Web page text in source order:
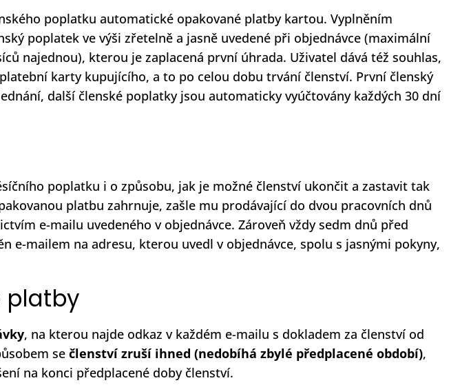
poplatku automatické opakované platby kartou. Vyplněním
poplatek ve výši zřetelně a jasně uvedené při objednávce (maximální
najednou), kterou je zaplacená první úhrada. Uživatel dává též souhlas,
karty kupujícího, a to po celou dobu trvání členství. První členský
další členské poplatky jsou automaticky vyúčtovány každých 30 dní
poplatku i o způsobu, jak je možné členství ukončit a zastavit tak
platbu zahrnuje, zašle mu prodávající do dvou pracovních dnů
e-mailu uvedeného v objednávce. Zároveň vždy sedm dnů před
mailem na adresu, kterou uvedl v objednávce, spolu s jasnými pokyny,
platby
, na kterou najde odkaz v každém e-mailu s dokladem za členství od
se členství zruší ihned (nedobíhá zbylé předplacené období),
na konci předplacené doby členství.